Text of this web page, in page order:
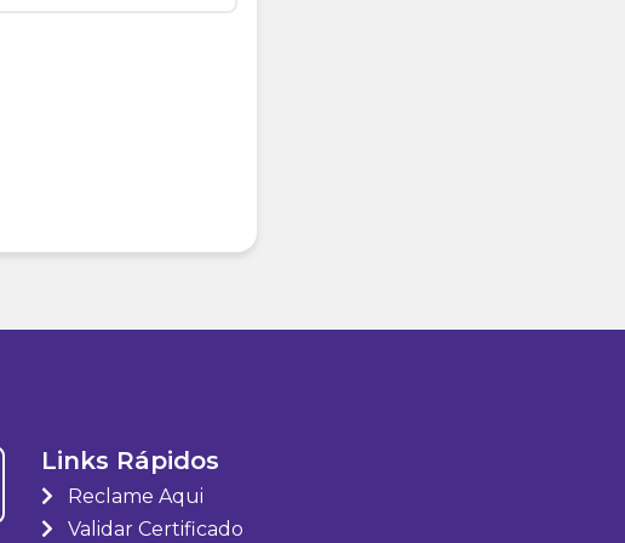
Links Rápidos
Reclame Aqui
Validar Certificado